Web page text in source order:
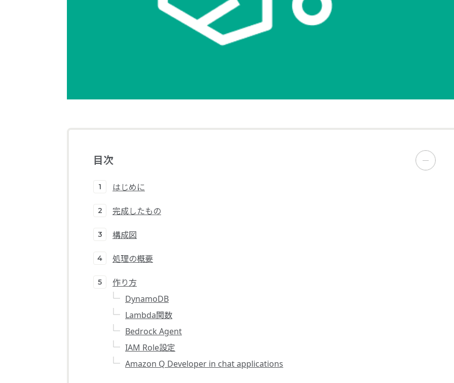
目次
はじめに
完成したもの
構成図
処理の概要
作り方
DynamoDB
Lambda関数
Bedrock Agent
IAM Role設定
Amazon Q Developer in chat applications